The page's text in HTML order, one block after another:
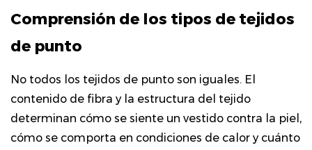
2.1
y
mezclas
de
algodón.
Comprensión de los tipos de tejidos
de punto
No todos los tejidos de punto son iguales. El
contenido de fibra y la estructura del tejido
determinan cómo se siente un vestido contra la piel,
cómo se comporta en condiciones de calor y cuánto